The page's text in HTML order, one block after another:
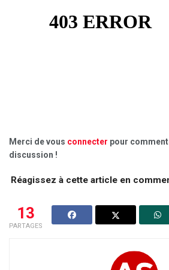
Merci de vous connecter pour
discussion !
Réagissez à cette article en
13
PARTAGES